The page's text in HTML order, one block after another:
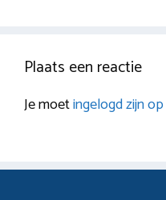
Plaats een reactie
Je moetingelogd zijn op